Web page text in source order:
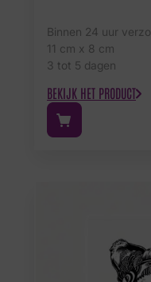
Binnen 24 uur
11 cm x 8 cm
3 tot 5 dagen
BEKIJK HET PRODUCT